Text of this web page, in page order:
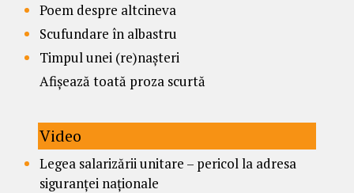
Poem despre altcineva
Scufundare în albastru
Timpul unei (re)nașteri
Afișează toată proza scurtă
Video
Legea salarizării unitare – pericol la adresa
siguranței naționale